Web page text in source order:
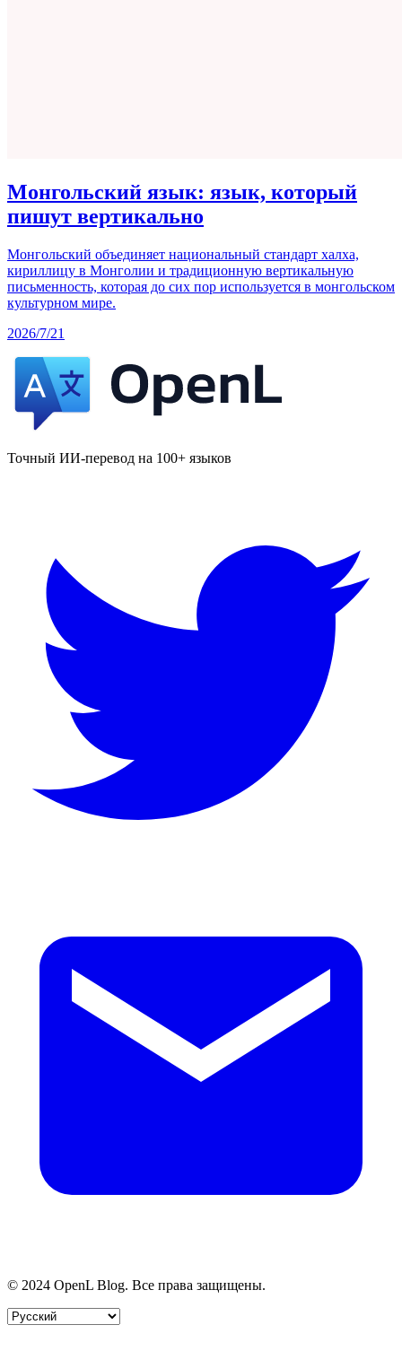
Монгольский язык: язык, который
пишут вертикально
Монгольский объединяет национальный стандарт халха,
кириллицу в Монголии и традиционную вертикальную
письменность, которая до сих пор используется в монгольском
культурном мире.
2026/7/21
Точный ИИ-перевод на 100+ языков
© 2024 OpenL Blog. Все права защищены.